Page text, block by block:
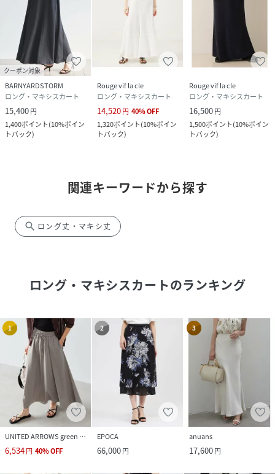
クーポン対象
BARNYARDSTORM
ロング・マキシスカート
15,400円
1,400ポイント(10%ポイン
トバック)
Rouge vif la cle
ロング・マキシスカート
14,520円 40%OFF
1,320ポイント(10%ポイン
トバック)
Rouge vif la cle
ロング・マキシスカート
16,500円
1,500ポイント(10%ポイン
トバック)
関連キーワードから探す
search ロング丈・マキシ丈
ロング・マキシスカートのランキング
1
UNITED ARROWS green label relaxing
6,534円 40%OFF
2
EPOCA
66,000円
3
anuans
17,600円